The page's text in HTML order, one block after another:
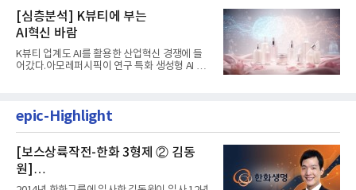
[심층분석] K뷰티에 부는
AI혁신 바람
K뷰티 업계도 AI를 활용한 산업혁신 경쟁에 들
어갔다.아모레퍼시픽이 연구 특화 생성형 AI 플
epic-Highlight
[보스상륙작전-한화 3형제 ② 김동
원]
입사 12년 만에 금융계열 수장 등극